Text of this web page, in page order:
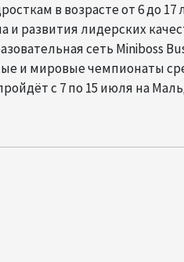
в возрасте от 6 до
развития лидерских
сеть Miniboss
и мировые чемпионаты
с 7 по 15 июля на